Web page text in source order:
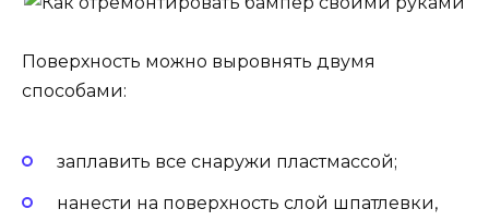
Поверхность можно выровнять двумя
способами:
заплавить все снаружи пластмассой;
нанести на поверхность слой шпатлевки,